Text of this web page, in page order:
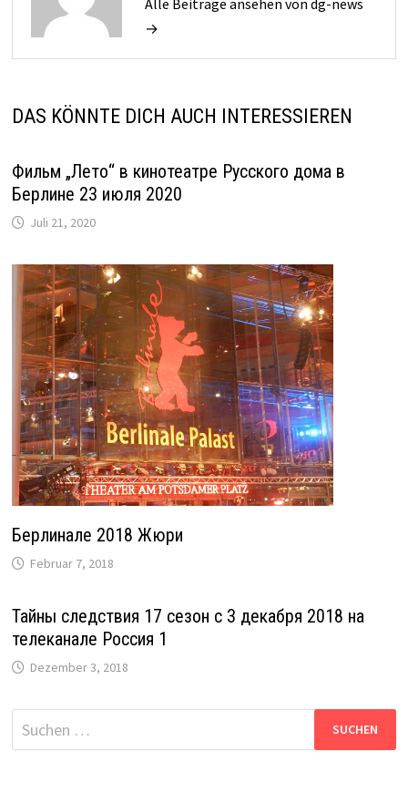
Alle Beiträge ansehen von dg-news
→
DAS KÖNNTE DICH AUCH INTERESSIEREN
Фильм „Лето“ в кинотеатре Русского дома в
Берлине 23 июля 2020
Juli 21, 2020
Берлинале 2018 Жюри
Februar 7, 2018
Тайны следствия 17 сезон с 3 декабря 2018 на
телеканале Россия 1
Dezember 3, 2018
Suche
nach: